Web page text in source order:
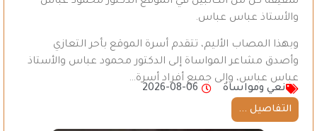
والأستاذ عباس عباس.
وبهذا المصاب الأليم، تتقدم أسرة الموقع بأحر التعازي
وأصدق مشاعر المواساة إلى الدكتور محمود عباس والأستاذ
عباس عباس، وإلى جميع أفراد أسرة…
نعي ومواساة
2026-08-06
التفاصيل ...